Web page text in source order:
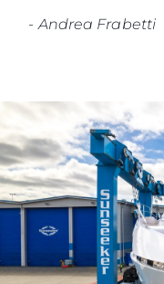
-Andrea Frabetti